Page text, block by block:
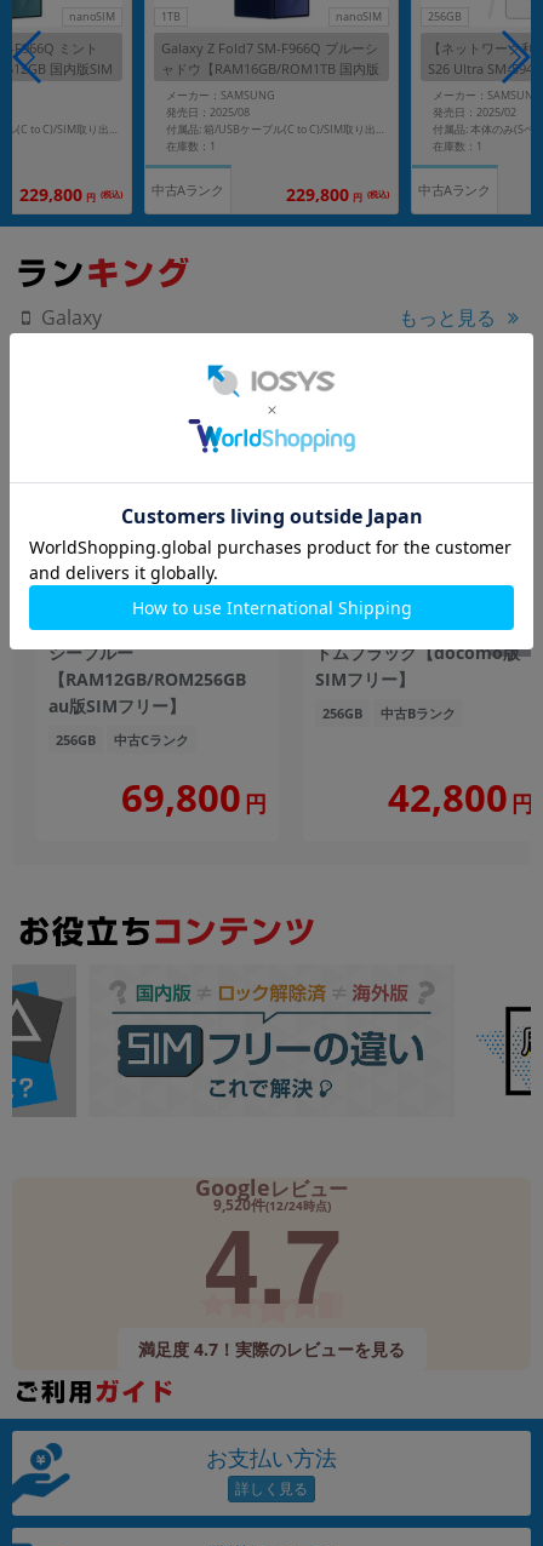
nanoSIM
F966Q ミント
国内版SIM
付属品: 箱/USBケーブル(C to C)/SIM取り出し用ピン/マニュアル
229,800 円 (税込)
1TB nanoSIM
Galaxy Z Fold7 SM-F966Q ブルーシ
ャドウ【RAM16GB/ROM1TB 国内版
SIMフリー】
メーカー：SAMSUNG
発売日：2025/08
付属品: 箱/USBケーブル(C to C)/SIM取り出し用ピン/マニュアル
在庫数：1
中古Aランク 229,800 円 (税込)
256GB
【ネットワーク
S26 Ultra SM-
【SoftBank版
メーカー：SAMSUNG
発売日：2025/02
付属品: 本体のみ(Sペ
在庫数：1
中古Aランク
Galaxy もっと見る
Galaxy Z Fold5 SCG22 アイ
シーブルー
【RAM12GB/ROM256GB
au版SIMフリー】
256GB 中古Cランク
69,800 円
Galaxy S23 SC-51D ファン
トムブラック【docomo版
SIMフリー】
256GB 中古Bランク
42,800 円
Googleレビュー
9,520件(12/24時点)
4.7
満足度 4.7！実際のレビューを見る
お支払い方法